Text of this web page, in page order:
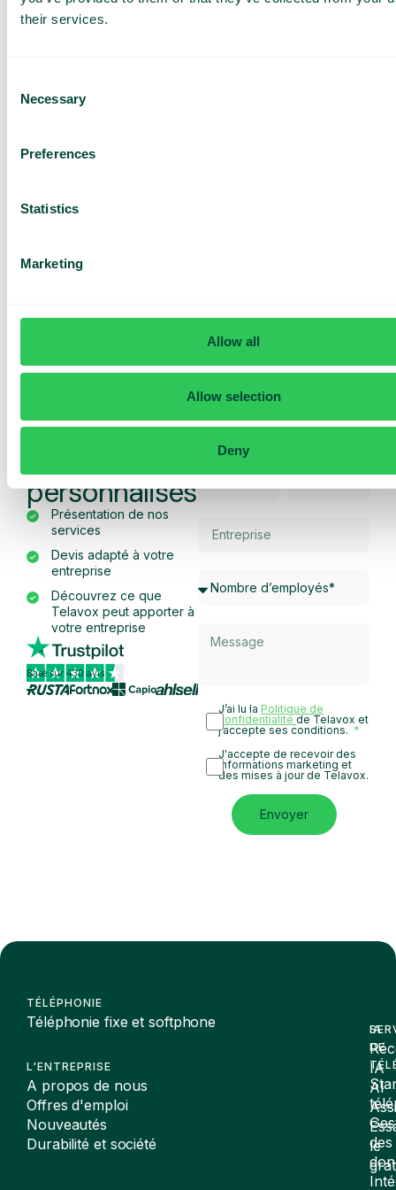
their services.
Selection
Necessary
Preferences
Statistics
Marketing
Allow all
Allow selection
Deny
managers peuvent obtenir une vue d’ensemble
démo et un
personnalisés
Présentation de nos
services
Devis adapté à votre
entreprise
Découvrez ce que
Telavox peut apporter à
votre entreprise
Basé sur 430 avis
J’ai lu la Politique de
confidentialitéde Telavox et
j’accepte ses conditions.
J'accepte de recevoir des
informations marketing et
des mises à jour de Telavox.
Envoyer
TÉLÉPHONIE
Téléphonie fixe et softphone
L'ENTREPRISE
A propos de nous
Offres d'emploi
Nouveautés
Durabilité et société
DE
des
IA
IA
AI
le